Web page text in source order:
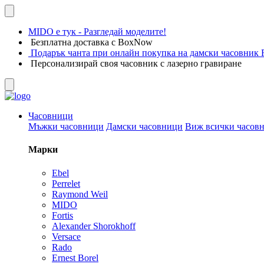
MIDO е тук - Разгледай моделите!
Безплатна доставка с BoxNow
Подарък чанта при онлайн покупка на дамски часовник
Персонализирай своя часовник с лазерно гравиране
Часовници
Мъжки часовници Дамски часовници Виж всички
Марки
Ebel
Perrelet
Raymond Weil
MIDO
Fortis
Alexander Shorokhoff
Versace
Rado
Ernest Borel